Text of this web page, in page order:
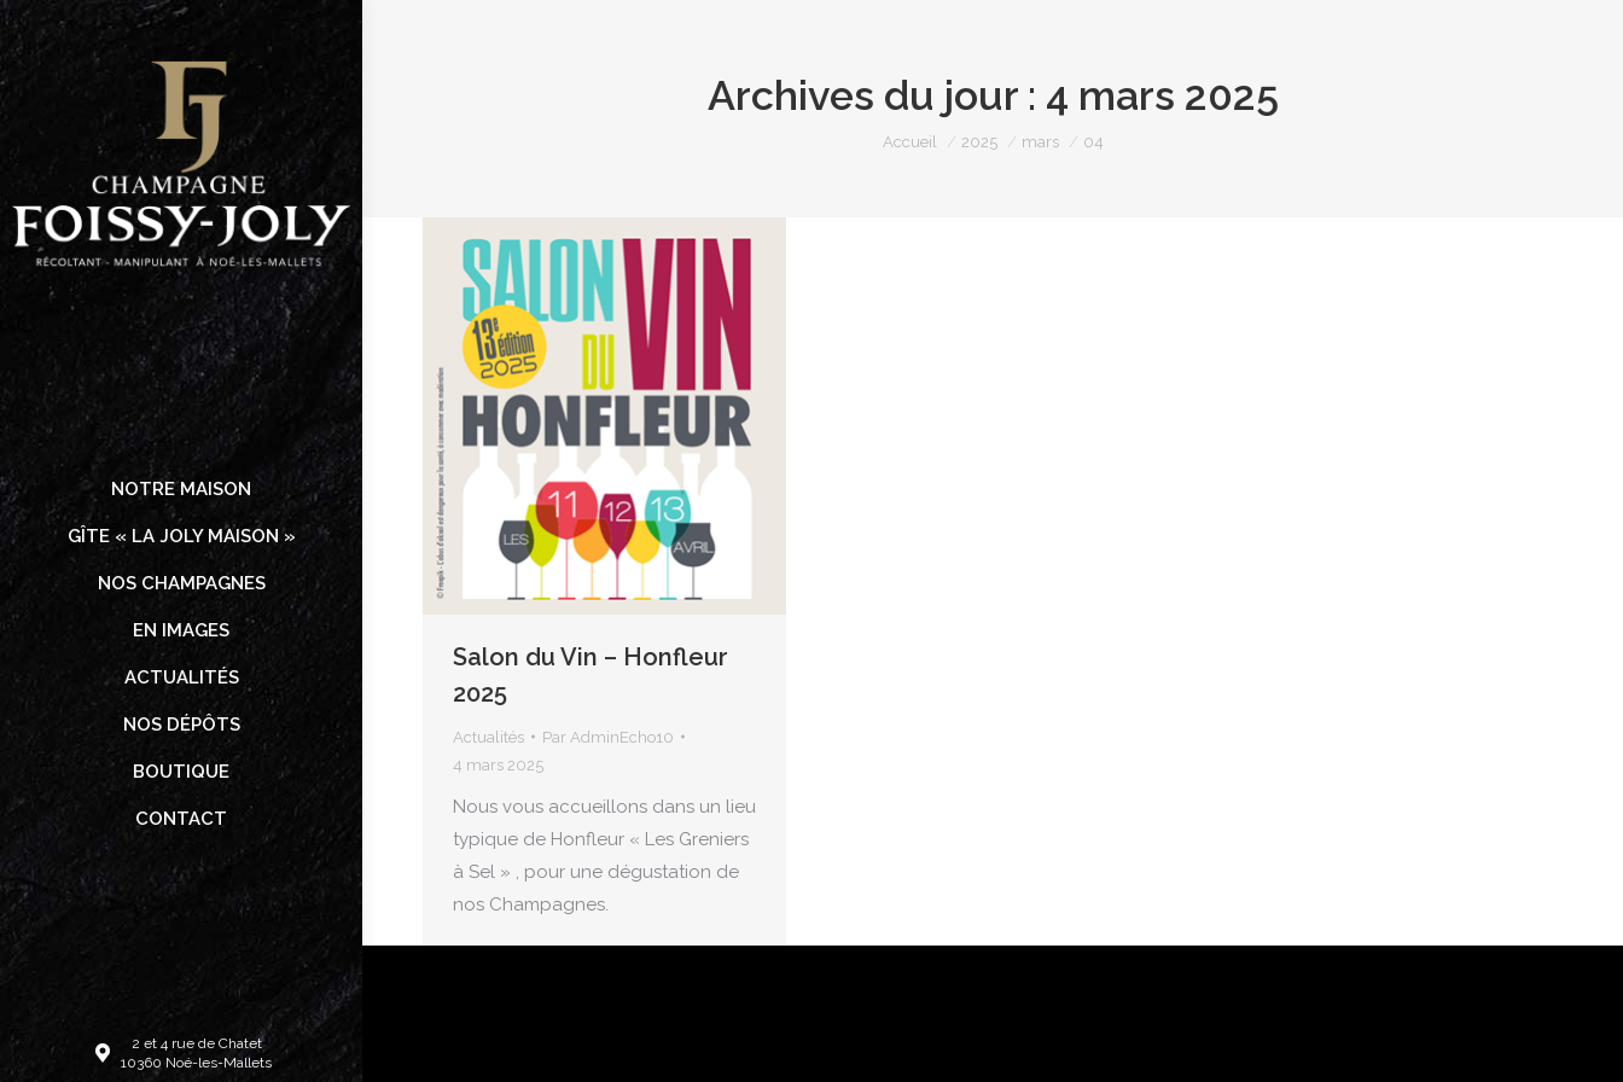
NOTRE MAISON
GÎTE « LA JOLY MAISON »
NOS CHAMPAGNES
EN IMAGES
ACTUALITÉS
NOS DÉPÔTS
BOUTIQUE
CONTACT
2 et 4 rue de Chatet
10360 Noé-les-Mallets
Archives du jour : 4 mars 2025
Vous êtes ici :
Accueil 2025 mars 04
Salon du Vin – Honfleur
2025
Actualités Par AdminEcho10
4 mars 2025
Nous vous accueillons dans un lieu
typique de Honfleur « Les Greniers
à Sel » , pour une dégustation de
nos Champagnes.